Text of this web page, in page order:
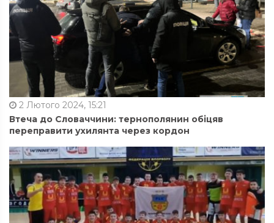
2 Лютого 2024, 15:21
Втеча до Словаччини: тернополянин обіцяв
переправити ухилянта через кордон